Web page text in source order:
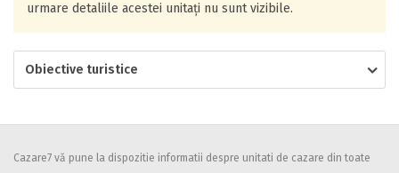
urmare detaliile acestei unitați nu sunt vizibile.
Obiective turistice
Cazare7 vă pune la dispozitie informatii despre unitati de cazare din toate